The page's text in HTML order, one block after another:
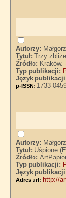
Autorzy:
Tytuł:Trzy
Źródło: Kraków.
Typ publikacji:
Język publikacji:
p-ISSN: 1733-0459
Autorzy:
Tytuł: Uśpione
Źródło:
Typ publikacji:
Język publikacji:
Adres url: http://